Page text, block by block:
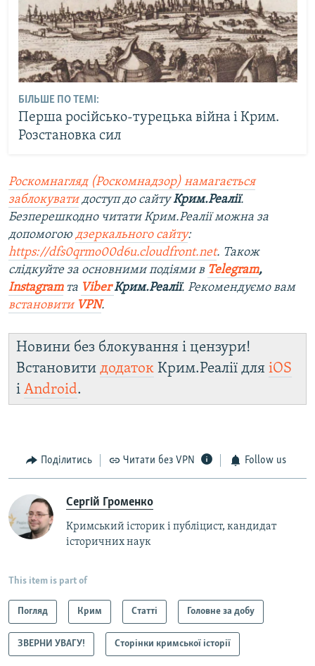
БІЛЬШЕ ПО ТЕМІ:
Перша російсько-турецька війна і Крим.
Розстановка сил
Роскомнагляд (Роскомнадзор) намагається
заблокуватидоступ до сайтуКрим.Реалії.
Безперешкодно читати Крим.Реалії можна за
допомогою дзеркального сайту:
https://dfs0qrmo00d6u.cloudfront.net. Також
слідкуйте за основними подіями в Telegram,
Instagramта ViberКрим.Реалії. Рекомендуємо вам
встановити VPN.
Новини без блокування і цензури!
Встановити додаток Крим.Реалії для iOS
і Android.
Поділитись Читати без VPN Follow us
Сергій Громенко
Кримський історик і публіцист, кандидат
історичних наук
This item is part of
Погляд Крим Статті Головне за добу
ЗВЕРНИ УВАГУ! Сторінки кримської історії